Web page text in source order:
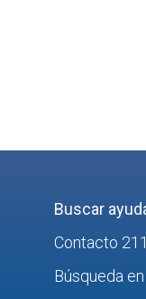
Buscar
Contacto 211
Búsqueda